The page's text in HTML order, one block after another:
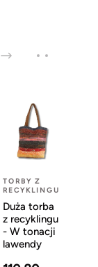
TORBY Z
RECYKLINGU
Duża torba
z recyklingu
- W tonacji
lawendy